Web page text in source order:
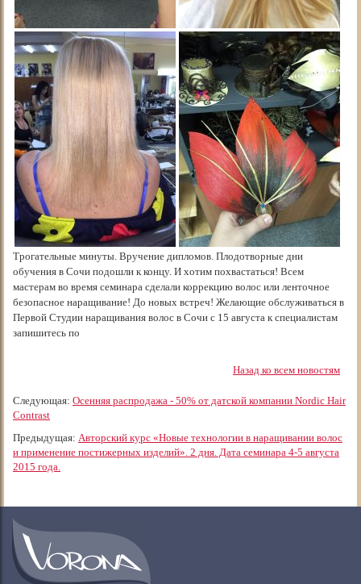
Трогательные минуты. Вручение дипломов. Плодотворные дни
обучения в Сочи подошли к концу. И хотим похвастаться! Всем
мастерам во время семинара сделали коррекцию волос или ленточное
безопасное наращивание! До новых встреч! Желающие обслуживаться в
Первой Студии наращивания волос в Сочи с 15 августа к специалистам
запишитесь по
Назад ко всем новостям
Следующая: Осенняя распродажа - 50% от датской компании Nordic Hair
Contrast
Предыдущая: Авторский курс «Новые технологии в наращивании волос
и применение постижерных изделий». 2 дня. Дата семинара 4-5 августа
2015 года.